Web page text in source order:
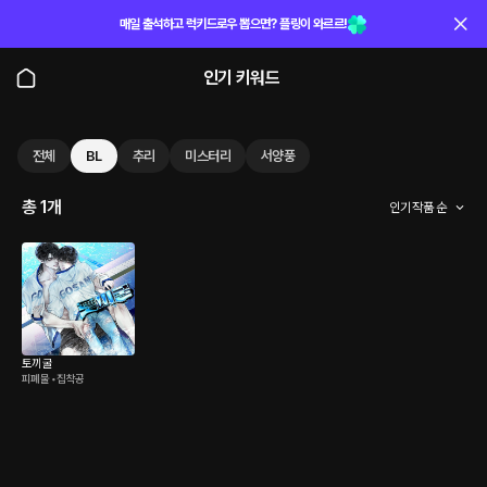
매일 출석하고 럭키드로우 뽑으면? 플링이 와르르!
인기 키워드
전체 BL 추리 미스터리 서양풍
총 1개 인기 작품 순
토끼굴
피폐물 • 집착공